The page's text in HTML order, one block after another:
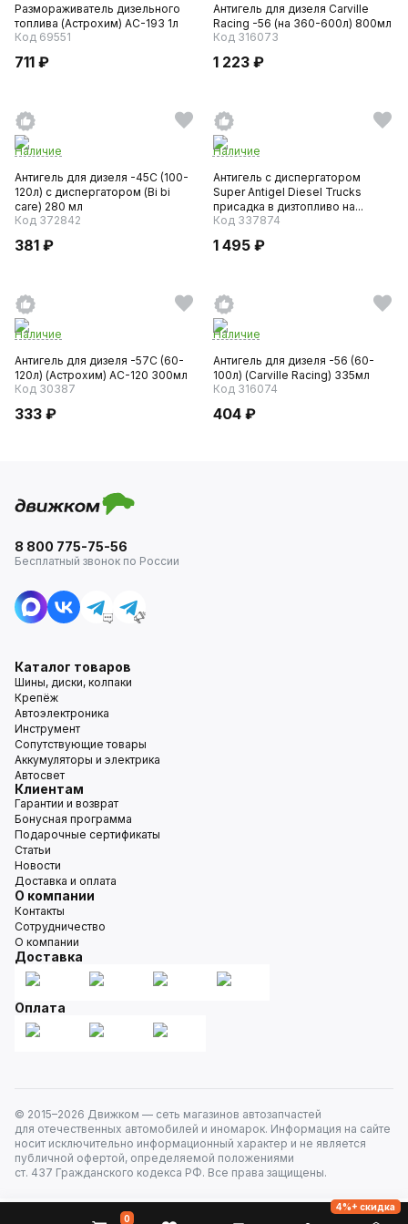
Размораживатель дизельного
топлива (Астрохим) AC-193 1л
Код 69551
711 ₽
Антигель для дизеля Carville
Racing -56 (на 360-600л) 800мл
Код 316073
1 223 ₽
Наличие
Антигель для дизеля -45С (100-
120л) с диспергатором (Bi bi
care) 280 мл
Код 372842
381 ₽
Наличие
Антигель с диспергатором
Super Antigel Diesel Trucks
присадка в дизтопливо на...
Код 337874
1 495 ₽
Наличие
Антигель для дизеля -57С (60-
120л) (Астрохим) AC-120 300мл
Код 30387
333 ₽
Наличие
Антигель для дизеля -56 (60-
100л) (Carville Racing) 335мл
Код 316074
404 ₽
8 800 775-75-56
Бесплатный звонок по России
Каталог товаров
Шины, диски, колпаки
Крепёж
Автоэлектроника
Инструмент
Сопутствующие товары
Аккумуляторы и электрика
Автосвет
Клиентам
Гарантии и возврат
Бонусная программа
Подарочные сертификаты
Статьи
Новости
Доставка и оплата
О компании
Контакты
Сотрудничество
О компании
Доставка
Оплата
© 2015–2026 Движком — сеть магазинов автозапчастей
для отечественных автомобилей и иномарок. Информация на сайте
носит исключительно информационный характер и не является
публичной офертой, определяемой положениями
ст. 437 Гражданского кодекса РФ. Все права защищены.
0
4%+ скидка